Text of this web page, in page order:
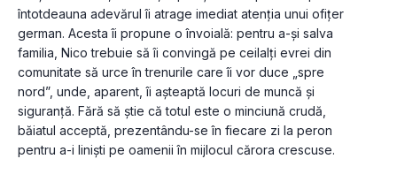
întotdeauna adevărul îi atrage imediat atenția unui ofițer
german. Acesta îi propune o învoială: pentru a-și salva
familia, Nico trebuie să îi convingă pe ceilalți evrei din
comunitate să urce în trenurile care îi vor duce „spre
nord”, unde, aparent, îi așteaptă locuri de muncă și
siguranță. Fără să știe că totul este o minciună crudă,
băiatul acceptă, prezentându-se în fiecare zi la peron
pentru a-i liniști pe oamenii în mijlocul cărora crescuse.